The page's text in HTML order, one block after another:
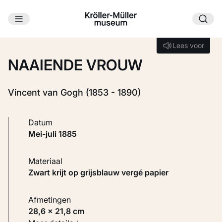
Ga naar hoofdinhoud
Lees voor
Lees voor
NAAIENDE VROUW
Vincent van Gogh (1853 - 1890)
Datum
mei-juli 1885
Materiaal
Zwart krijt op grijsblauw vergé papier
Afmetingen
28,6 × 21,8 cm